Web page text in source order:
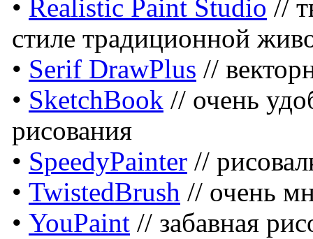
• Realistic Paint Studio //
стиле традиционной
• Serif DrawPlus //
• SketchBook // очень
рисования
• SpeedyPainter //
• TwistedBrush // очень
• YouPaint // забавная